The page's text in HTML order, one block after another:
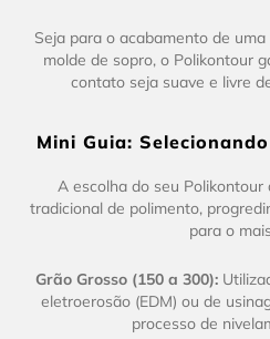
Seja para o acabamento de
molde de sopro, o Polikontour
contato seja suave e livre
Mini Guia:
A escolha do seu Polikontour
tradicional de polimento,
para o
Grão Grosso (150 a 300):
eletroerosão (EDM) ou de
processo de